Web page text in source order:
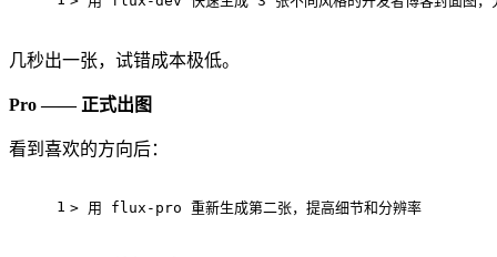
几秒出一张，试错成本极低。
Pro —— 正式出图
看到喜欢的方向后：
1 > 用 flux-pro 重新生成第二张，提高细节和分辨率